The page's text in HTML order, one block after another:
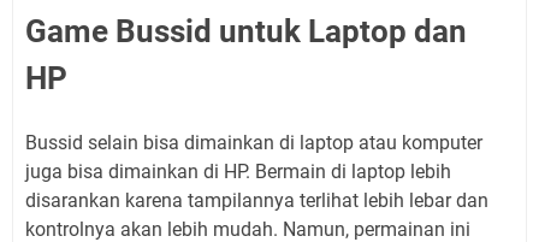
Game Bussid untuk Laptop dan
HP
Bussid selain bisa dimainkan di laptop atau komputer
juga bisa dimainkan di HP. Bermain di laptop lebih
disarankan karena tampilannya terlihat lebih lebar dan
kontrolnya akan lebih mudah. Namun, permainan ini